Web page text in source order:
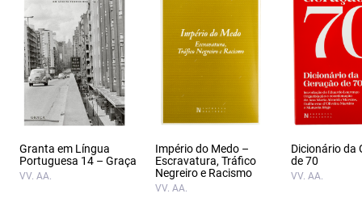
Granta em Língua
Portuguesa 14 – Graça
VV. AA.
Império do Medo –
Escravatura, Tráfico
Negreiro e Racismo
VV. AA.
Dicionário da
de 70
VV. AA.